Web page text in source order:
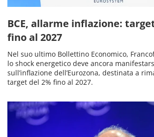
BCE, allarme inflazione:
fino al 2027
Nel suo ultimo Bollettino Economico,
lo shock energetico deve ancora
sull’inflazione dell’Eurozona, destinata a
target del 2% fino al 2027.